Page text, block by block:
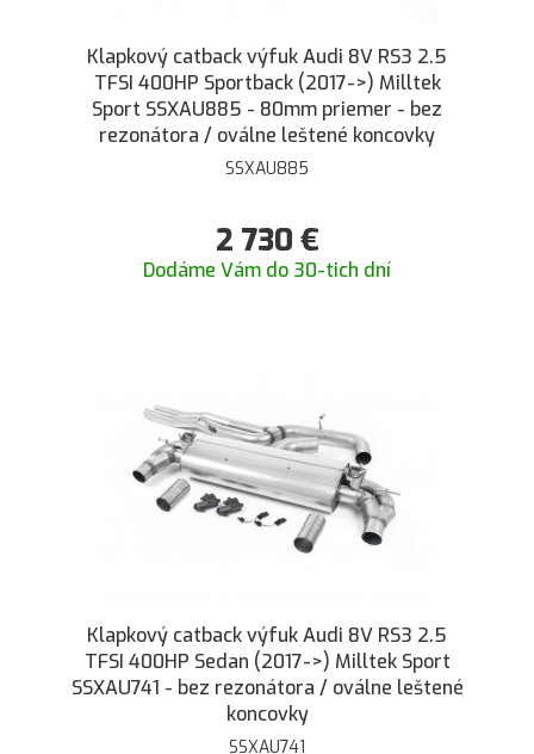
Klapkový catback výfuk Audi 8V RS3 2.5
TFSI 400HP Sportback (2017->) Milltek
Sport SSXAU885 - 80mm priemer - bez
rezonátora / oválne leštené koncovky
SSXAU885
2 730 €
Dodáme Vám do 30-tich dní
Klapkový catback výfuk Audi 8V RS3 2.5
TFSI 400HP Sedan (2017->) Milltek Sport
SSXAU741 - bez rezonátora / oválne leštené
koncovky
SSXAU741